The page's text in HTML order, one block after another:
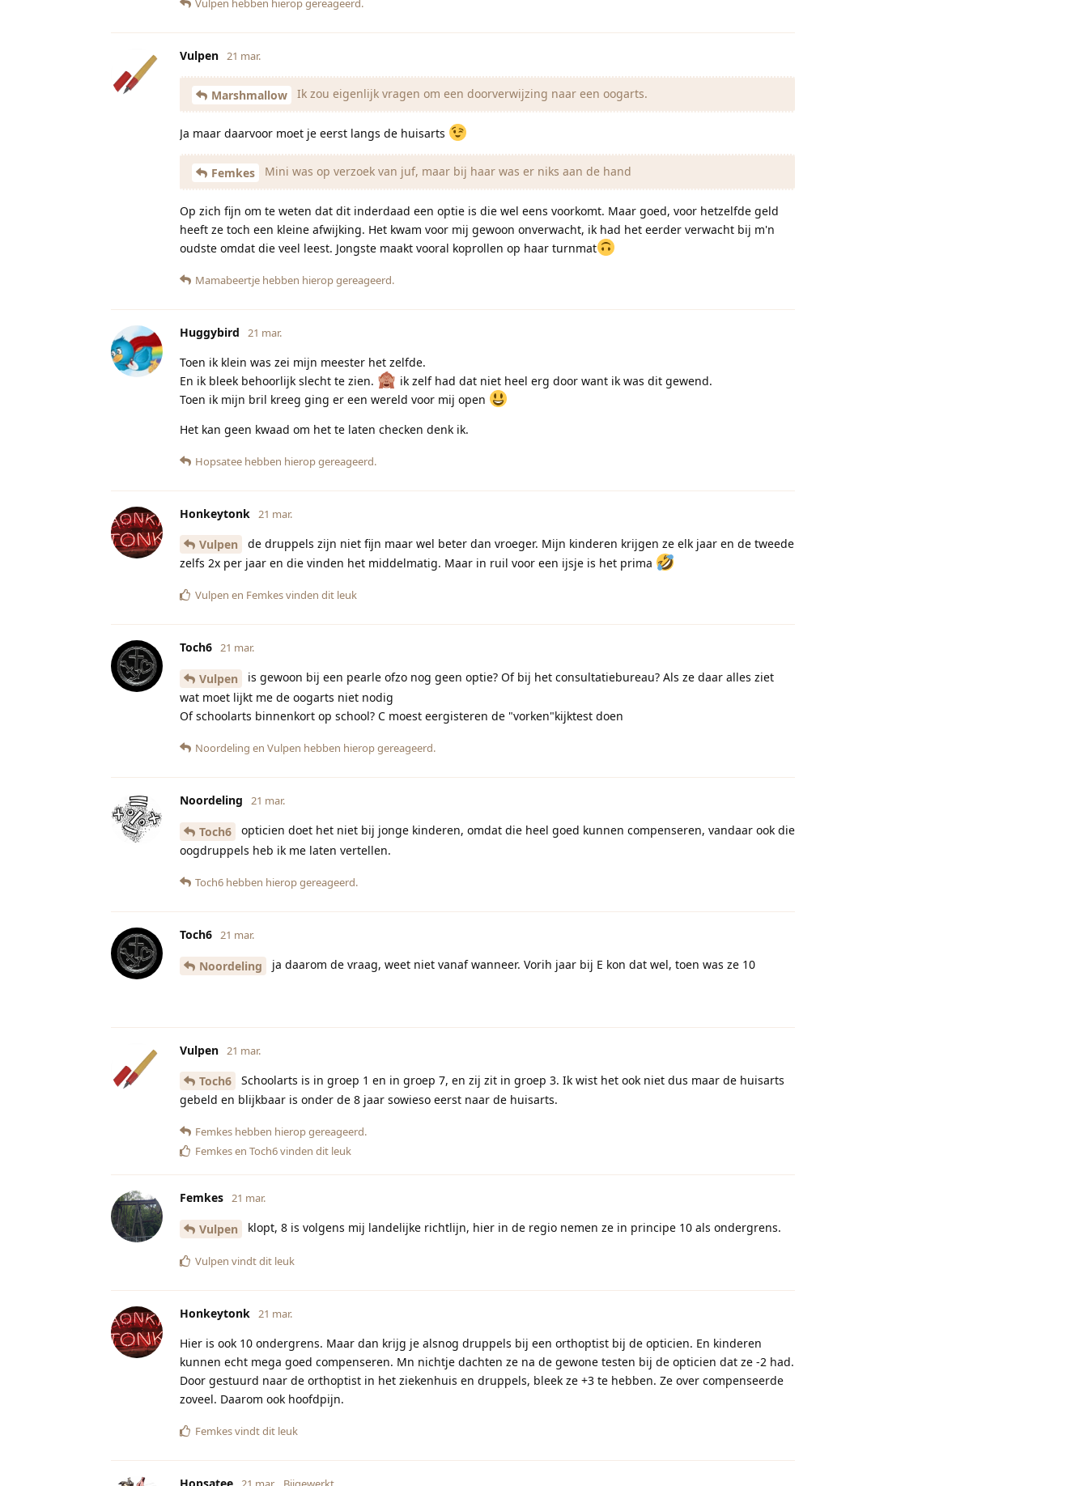
Vulpen hebben hierop gereageerd.
Vulpen 21 mar.
Marshmallow Ik zou eigenlijk vragen om een doorverwijzing naar een oogarts.
Ja maar daarvoor moet je eerst langs de huisarts
Femkes Mini was op verzoek van juf, maar bij haar was er niks aan de hand
Op zich fijn om te weten dat dit inderdaad een optie is die wel eens voorkomt. Maar goed, voor hetzelfde geld
heeft ze toch een kleine afwijking. Het kwam voor mij gewoon onverwacht, ik had het eerder verwacht bij m'n
oudste omdat die veel leest. Jongste maakt vooral koprollen op haar turnmat
Mamabeertje hebben hierop gereageerd.
Huggybird 21 mar.
Toen ik klein was zei mijn meester het zelfde.
En ik bleek behoorlijk slecht te zien.
ik zelf had dat niet heel erg door want ik was dit gewend.
Toen ik mijn bril kreeg ging er een wereld voor mij open
Het kan geen kwaad om het te laten checken denk ik.
Hopsatee hebben hierop gereageerd.
Honkeytonk 21 mar.
Vulpen
de druppels zijn niet fijn maar wel beter dan vroeger. Mijn kinderen krijgen ze elk jaar en de tweede
zelfs 2x per jaar en die vinden het middelmatig. Maar in ruil voor een ijsje is het prima
Vulpen en Femkesvinden dit leuk
Toch6 21 mar.
Vulpen
is gewoon bij een pearle ofzo nog geen optie? Of bij het consultatiebureau? Als ze daar alles ziet
wat moet lijkt me de oogarts niet nodig
Of schoolarts binnenkort op school? C moest eergisteren de "vorken"kijktest doen
Noordeling en Vulpen hebben hierop gereageerd.
Noordeling 21 mar.
Toch6
opticien doet het niet bij jonge kinderen, omdat die heel goed kunnen compenseren, vandaar ook die
oogdruppels heb ik me laten vertellen.
Toch6 hebben hierop gereageerd.
Toch6 21 mar.
Noordeling ja daarom de vraag, weet niet vanaf wanneer. Vorih jaar bij E kon dat wel, toen was ze 10
Vulpen 21 mar.
Toch6
Schoolarts is in groep 1 en in groep 7, en zij zit in groep 3. Ik wist het ook niet dus maar de huisarts
gebeld en blijkbaar is onder de 8 jaar sowieso eerst naar de huisarts.
Femkes hebben hierop gereageerd.
Femkesen Toch6vinden dit leuk
Femkes 21 mar.
Vulpen klopt, 8 is volgens mij landelijke richtlijn, hier in de regio nemen ze in principe 10 als ondergrens.
Vulpen vindt dit leuk
Honkeytonk 21 mar.
Hier is ook 10 ondergrens. Maar dan krijg je alsnog druppels bij een orthoptist bij de opticien. En kinderen
kunnen echt mega goed compenseren. Mn nichtje dachten ze na de gewone testen bij de opticien dat ze -2 had.
Door gestuurd naar de orthoptist in het ziekenhuis en druppels, bleek ze +3 te hebben. Ze over compenseerde
zoveel. Daarom ook hoofdpijn.
Femkesvindt dit leuk